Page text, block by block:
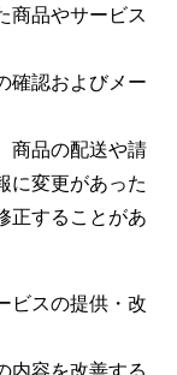
商品やサービス
確認およびメー
商品の配送や請
に変更があった
正することがあ
ビスの提供・改